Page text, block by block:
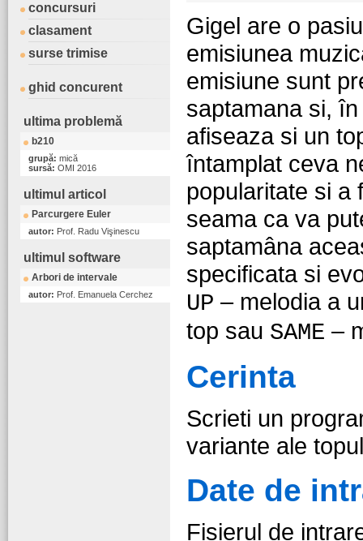
concursuri
clasament
surse trimise
ghid concurent
ultima problemă
b210
grupă: mică
sursă: OMI 2016
ultimul articol
Parcurgere Euler
autor: Prof. Radu Vişinescu
ultimul software
Arbori de intervale
autor: Prof. Emanuela Cerchez
Gigel are o
emisiunea
emisiune sunt
saptamana si,
afiseaza si un
întamplat ceva
popularitate si a
seama ca va
saptamâna
specificata si
UP – melodia a
top sau SAME –
Cerinta
Scrieti un
variante ale
Date de
Fisierul de